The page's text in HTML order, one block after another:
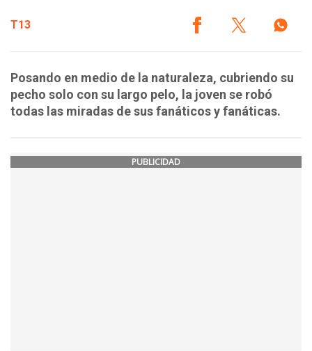
T13
Posando en medio de la naturaleza, cubriendo su
pecho solo con su largo pelo, la joven se robó
todas las miradas de sus fanáticos y fanáticas.
PUBLICIDAD